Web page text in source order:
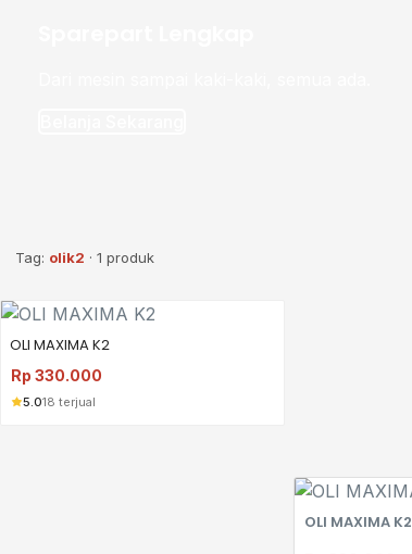
Tag: olik2 · 1 produk
OLI MAXIMA K2
Rp 330.000
5.018 terjual
OLI MAXIMA K2